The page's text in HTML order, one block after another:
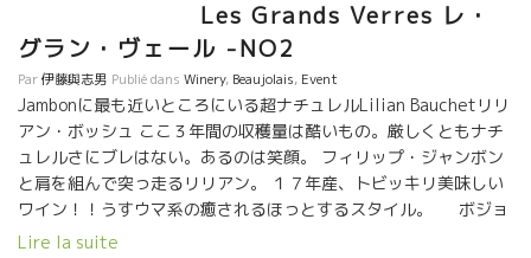
らから、時々フランスに来てフランスの蔵を周って研究してい
る。 フィリップ・パカレ、ドミニック・ドゥラン、フィリップ・
ジャンボン、ラングロール、ヴァランタン・ヴァレスなど 色んな
タイプの醸造家と逢って勉強している。 何より人間性が良い。
山が好きで暇がればピレネーの山に入る。自然を尊重して心より
愛している。 まだ、キチットした醸造設備が整っているわけでは
ない。 物理的要素が少しずつ整ってくるだろう。 色んな要素から
見て本気で将来が楽しみな人がでたものだ。 ずっと見守りたい人
だ。 2017年産も素晴らしかった。
Les Grands Verres レ・
グラン・ヴェール -NO2
Par伊藤與志男 Publié dans Winery, Beaujolais, Event
Jambonに最も近いところにいる超ナチュレルLilian Bauchetリリ
アン・ボッシュ ここ３年間の収穫量は酷いもの。厳しくともナチ
ュレルさにブレはない。あるのは笑顔。 フィリップ・ジャンボン
と肩を組んで突っ走るリリアン。 １７年産、トビッキリ美味しい
ワイン！！うすウマ系の癒されるほっとするスタイル。 ボジョ
レとマコンの境に位置している。ジャンボンとは家族のように支
Lire la suite